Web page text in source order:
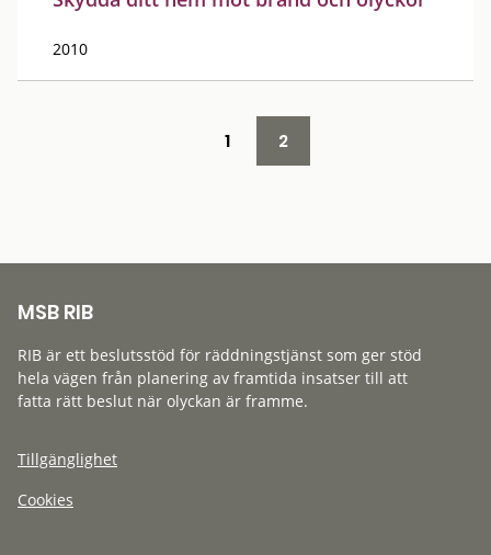
2010
1 2
MSB RIB
RIB är ett beslutsstöd för räddningstjänst som ger stöd
hela vägen från planering av framtida insatser till att
fatta rätt beslut när olyckan är framme.
Tillgänglighet
Cookies